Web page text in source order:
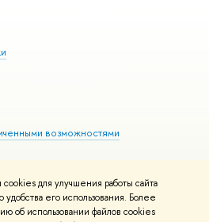
для улучшения работы сайта
его использования. Более
об использовании файлов cookies
возможностями